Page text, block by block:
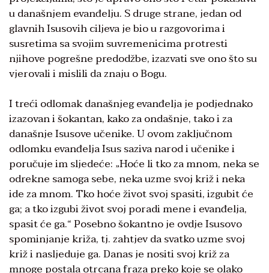
u današnjem evanđelju. S druge strane, jedan od
glavnih Isusovih ciljeva je bio u razgovorima i
susretima sa svojim suvremenicima protresti
njihove pogrešne predodžbe, izazvati sve ono što su
vjerovali i mislili da znaju o Bogu.
I treći odlomak današnjeg evanđelja je podjednako
izazovan i šokantan, kako za ondašnje, tako i za
današnje Isusove učenike. U ovom zaključnom
odlomku evanđelja Isus saziva narod i učenike i
poručuje im sljedeće: „Hoće li tko za mnom, neka se
odrekne samoga sebe, neka uzme svoj križ i neka
ide za mnom. Tko hoće život svoj spasiti, izgubit će
ga; a tko izgubi život svoj poradi mene i evanđelja,
spasit će ga.“ Posebno šokantno je ovdje Isusovo
spominjanje križa, tj. zahtjev da svatko uzme svoj
križ i nasljeduje ga. Danas je nositi svoj križ za
mnoge postala otrcana fraza preko koje se olako